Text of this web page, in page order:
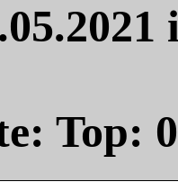
Top: 0